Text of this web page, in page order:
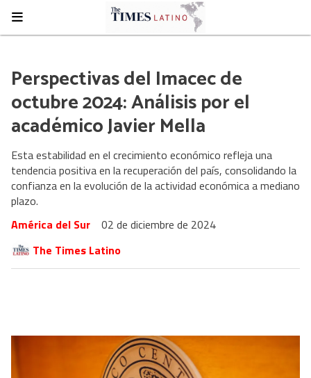
Perspectivas del Imacec de
octubre 2024: Análisis por el
académico Javier Mella
Esta estabilidad en el crecimiento económico refleja una
tendencia positiva en la recuperación del país, consolidando la
confianza en la evolución de la actividad económica a mediano
plazo.
América del Sur
02 de diciembre de 2024
The Times Latino